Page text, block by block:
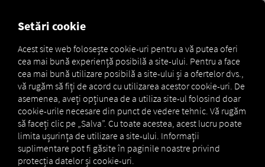
Marketplace
MAN
DigitalServices
MAN
Now
MAN TipMatic
Offroad
Înregistrează-te și rezervă acum
Setări cookie
Acest site web folosește cookie-uri pentru a vă putea oferi
cea mai bună experiență posibilă a site-ului. Pentru a face
cea mai bună utilizare posibilă a site-ului și a ofertelor dvs.,
vă rugăm să fiți de acord cu utilizarea acestor cookie-uri. De
asemenea, aveți opțiunea de a utiliza site-ul folosind doar
cookie-urile necesare din punct de vedere tehnic. Vă rugăm
să faceți clic pe „Salva”. Cu toate acestea, acest lucru poate
limita ușurința de utilizare a site-ului. Informații
suplimentare pot fi găsite în paginile noastre privind
protecția datelor și cookie-uri.